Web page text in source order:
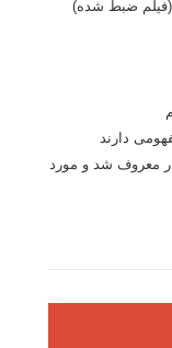
(فیلم ضبط شده)
دارند
معروف شد و مورد